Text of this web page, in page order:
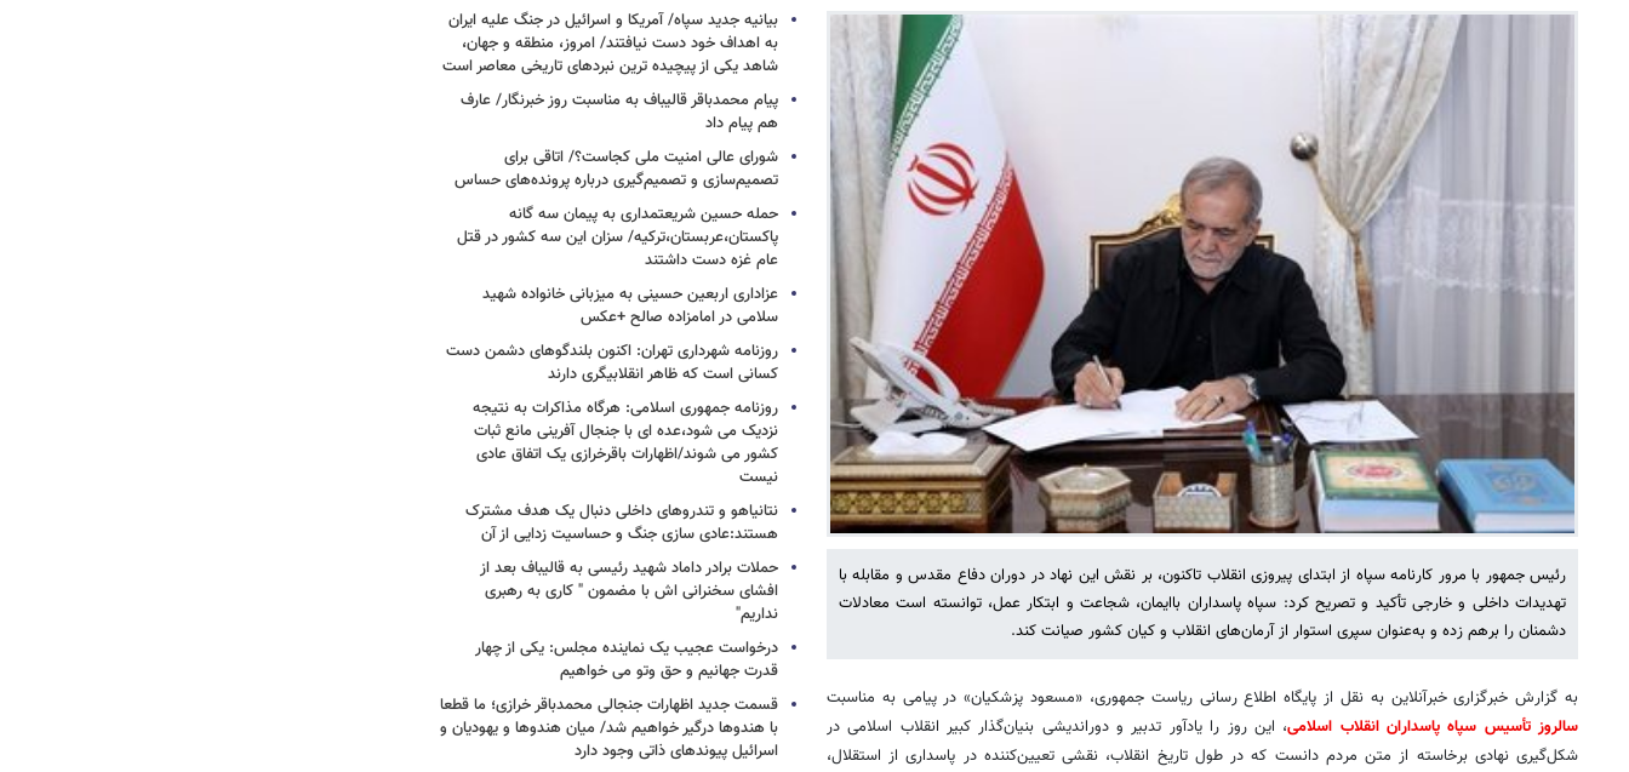
رئیس جمهور با مرور کارنامه سپاه از ابتدای پیروزی انقلاب تاکنون، بر نقش این نهاد در دوران دفاع مقدس و مقابله با
تهدیدات داخلی و خارجی تأکید و تصریح کرد: سپاه پاسداران باایمان، شجاعت و ابتکار عمل، توانسته است معادلات
دشمنان را برهم زده و به‌عنوان سپری استوار از آرمان‌های انقلاب و کیان کشور صیانت کند.
به گزارش خبرگزاری خبرآنلاین به نقل از پایگاه اطلاع رسانی ریاست جمهوری، «مسعود پزشکیان» در پیامی به مناسبت
سالروز تأسیس سپاه پاسداران انقلاب اسلامی، این روز را یادآور تدبیر و دوراندیشی بنیان‌گذار کبیر انقلاب اسلامی در
شکل‌گیری نهادی برخاسته از متن مردم دانست که در طول تاریخ انقلاب، نقشی تعیین‌کننده در پاسداری از استقلال،
بیانیه جدید سپاه/ آمریکا و اسرائیل در جنگ علیه ایران
به اهداف خود دست نیافتند/ امروز، منطقه و جهان،
شاهد یکی از پیچیده ترین نبردهای تاریخی معاصر است
پیام محمدباقر قالیباف به مناسبت روز خبرنگار/ عارف
هم پیام داد
شورای عالی امنیت ملی کجاست؟/ اتاقی برای
تصمیم‌سازی و تصمیم‌گیری درباره پرونده‌های حساس
حمله حسین شریعتمداری به پیمان سه گانه
پاکستان،عربستان،ترکیه/ سزان این سه کشور در قتل
عام غزه دست داشتند
عزاداری اربعین حسینی به میزبانی خانواده شهید
سلامی در امامزاده صالح +عکس
روزنامه شهرداری تهران: اکنون بلندگوهای دشمن دست
کسانی است که ظاهر انقلابیگری دارند
روزنامه جمهوری اسلامی: هرگاه مذاکرات به نتیجه
نزدیک می شود،عده ای با جنجال آفرینی مانع ثبات
کشور می شوند/اظهارات باقرخرازی یک اتفاق عادی
نیست
نتانیاهو و تندروهای داخلی دنبال یک هدف مشترک
هستند:عادی سازی جنگ و حساسیت زدایی از آن
حملات برادر داماد شهید رئیسی به قالیباف بعد از
افشای سخنرانی اش با مضمون " کاری به رهبری
نداریم"
درخواست عجیب یک نماینده مجلس: یکی از چهار
قدرت جهانیم و حق وتو می خواهیم
قسمت جدید اظهارات جنجالی محمدباقر خرازی؛ ما قطعا
با هندوها درگیر خواهیم شد/ میان هندوها و یهودیان و
اسرائیل پیوندهای ذاتی وجود دارد